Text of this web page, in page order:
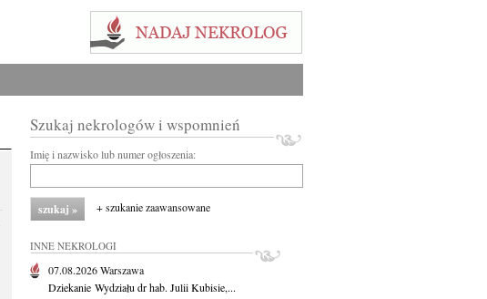
Szukaj nekrologów i wspomnień
Imię i nazwisko lub numer ogłoszenia:
+ szukanie zaawansowane
INNE NEKROLOGI
07.08.2026Warszawa
Dziekanie Wydziału dr hab. Julii Kubisie,...